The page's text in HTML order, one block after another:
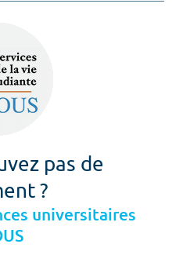
pas de
?
universitaires